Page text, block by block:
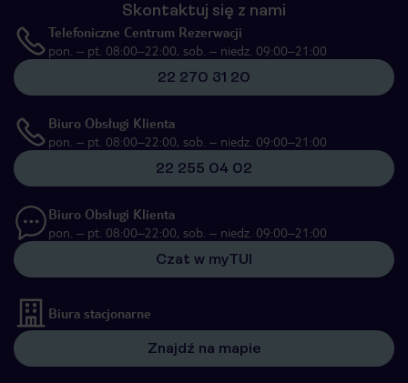
Skontaktuj się z nami
Telefoniczne Centrum Rezerwacji
pon. – pt. 08:00–22:00, sob. – niedz. 09:00–21:00
22 270 31 20
Biuro Obsługi Klienta
pon. – pt. 08:00–22:00, sob. – niedz. 09:00–21:00
22 255 04 02
Biuro Obsługi Klienta
pon. – pt. 08:00–22:00, sob. – niedz. 09:00–21:00
Czat w myTUI
Biura stacjonarne
Znajdź na mapie